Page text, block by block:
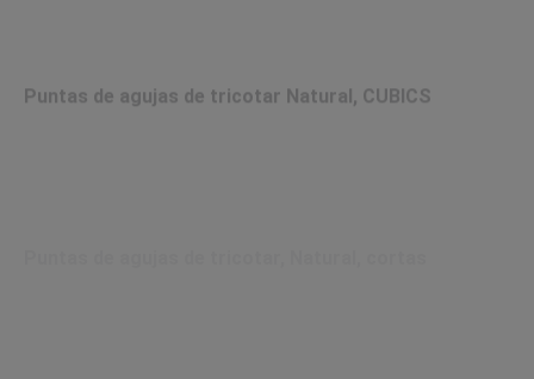
Puntas de agujas de tricotar Natural, CUBICS